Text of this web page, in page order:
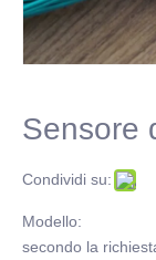
Sensore
Condividi su:
Modello:
secondo la